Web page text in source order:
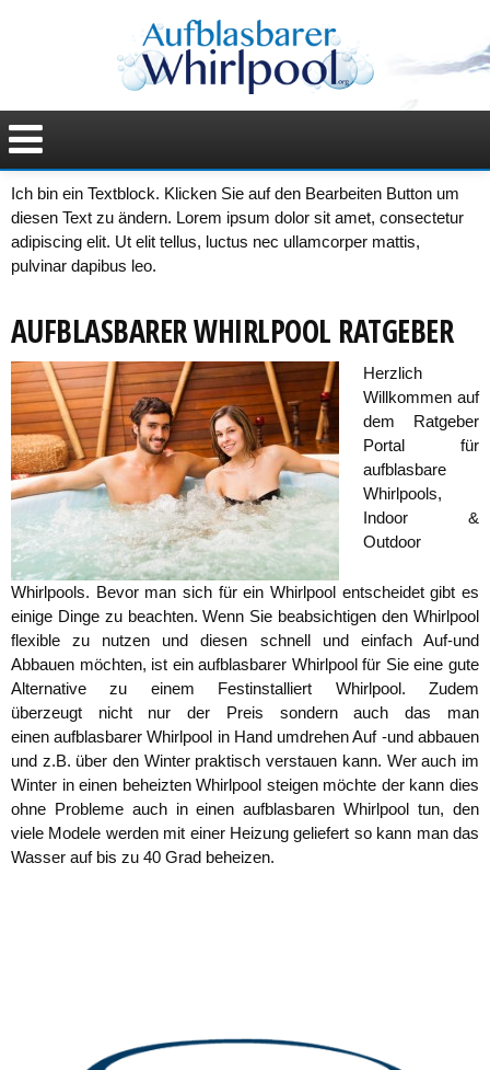
Ich bin ein Textblock. Klicken Sie auf den Bearbeiten Button um
diesen Text zu ändern. Lorem ipsum dolor sit amet, consectetur
adipiscing elit. Ut elit tellus, luctus nec ullamcorper mattis,
pulvinar dapibus leo.
AUFBLASBARER WHIRLPOOL RATGEBER
Herzlich
Willkommen auf
dem Ratgeber
Portal für
aufblasbare
Whirlpools,
Indoor &
Outdoor
Whirlpools. Bevor man sich für ein Whirlpool entscheidet gibt es
einige Dinge zu beachten. Wenn Sie beabsichtigen den Whirlpool
flexible zu nutzen und diesen schnell und einfach Auf-und
Abbauen möchten, ist ein aufblasbarer Whirlpool für Sie eine gute
Alternative zu einem Festinstalliert Whirlpool. Zudem
überzeugt nicht nur der Preis sondern auch das man
einen aufblasbarer Whirlpool in Hand umdrehen Auf -und abbauen
und z.B. über den Winter praktisch verstauen kann. Wer auch im
Winter in einen beheizten Whirlpool steigen möchte der kann dies
ohne Probleme auch in einen aufblasbaren Whirlpool tun, den
viele Modele werden mit einer Heizung geliefert so kann man das
Wasser auf bis zu 40 Grad beheizen.